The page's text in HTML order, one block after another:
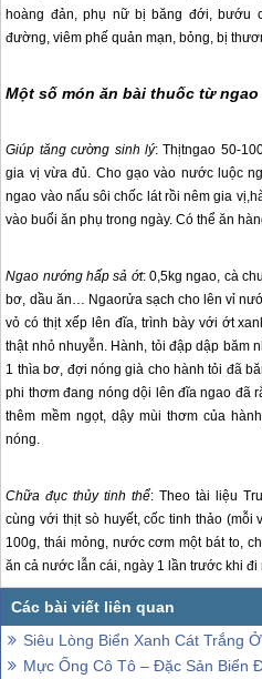
hoàng đản, phụ nữ bị băng đới, bướu
đường, viêm phế quản mạn, bỏng, bị
Một số món ăn bài thuốc từ ngao
Giúp tăng cường sinh lý: Thịtngao 50-
gia vị vừa đủ. Cho gạo vào nước luộc
ngao vào nấu sôi chốc lát rồi nêm gia
vào buổi ăn phụ trong ngày. Có thể ăn
Ngao nướng hấp sả ớt: 0,5kg ngao, cà
bơ, dầu ăn… Ngaorửa sạch cho lên vỉ
vỏ có thịt xếp lên đĩa, trình bày với ớt
thật nhỏ nhuyễn. Hành, tỏi đập dập băm
1 thìa bơ, đợi nóng già cho hành tỏi đã
phi thơm đang nóng dội lên đĩa ngao đã
thêm mềm ngọt, dậy mùi thơm của
nóng.
Chữa đục thủy tinh thể: Theo tài liệu
cùng với thịt sò huyết, cốc tinh thảo (mỗi
100g, thái mỏng, nước cơm một bát to,
ăn cả nước lẫn cái, ngày 1 lần trước khi đi
Siêu Lòng Biển Xanh Cát Trắng Ở Bãi
Mực Ống Cô Tô – Đặc Sản Biển